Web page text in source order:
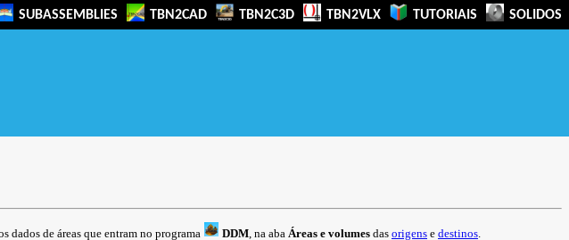
SUBASSEMBLIES TBN2CAD TBN2C3D TBN2VLX TUTORIAIS SOLIDOS